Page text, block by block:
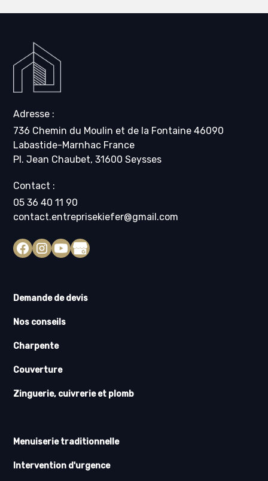
Adresse :
736 Chemin du Moulin et de la Fontaine 46090
Labastide-Marnhac France
Pl. Jean Chaubet, 31600 Seysses
Contact :
05 36 40 11 90
contact.entreprisekiefer@gmail.com
Demande de devis
Nos conseils
Charpente
Couverture
Zinguerie, cuivrerie et plomb
Menuiserie traditionnelle
Intervention d'urgence